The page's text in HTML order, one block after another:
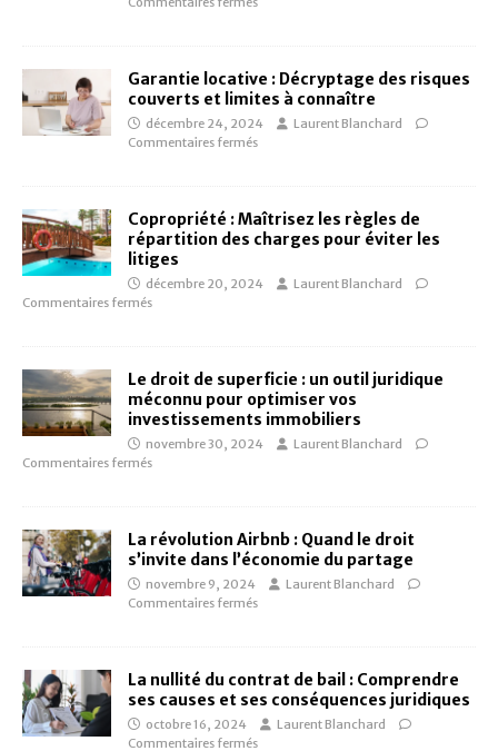
Garantie locative : Décryptage des risques
couverts et limites à connaître
décembre 24, 2024
Laurent Blanchard
Commentaires fermés
Copropriété : Maîtrisez les règles de
répartition des charges pour éviter les
litiges
décembre 20, 2024
Laurent Blanchard
Commentaires fermés
Le droit de superficie : un outil juridique
méconnu pour optimiser vos
investissements immobiliers
novembre 30, 2024
Laurent Blanchard
Commentaires fermés
La révolution Airbnb : Quand le droit
s’invite dans l’économie du partage
novembre 9, 2024
Laurent Blanchard
Commentaires fermés
La nullité du contrat de bail : Comprendre
ses causes et ses conséquences juridiques
octobre 16, 2024
Laurent Blanchard
Commentaires fermés